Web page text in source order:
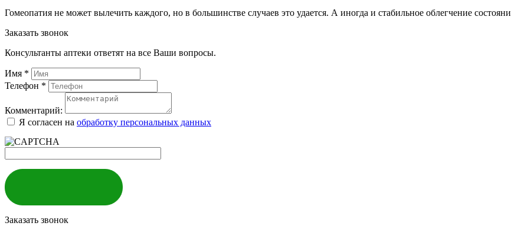
Гомеопатия не может вылечить каждого, но в большинстве случаев это удается. А иногда и стабильное облегчение
Заказать звонок
Консультанты аптеки ответят на все Ваши вопросы.
Имя *
Телефон *
Комментарий:
Я согласен на обработку персональных данных
Заказать звонок